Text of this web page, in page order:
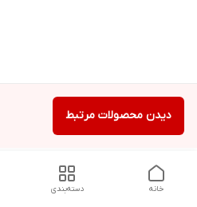
دیدن محصولات مرتبط
دسته‌بندی خانه